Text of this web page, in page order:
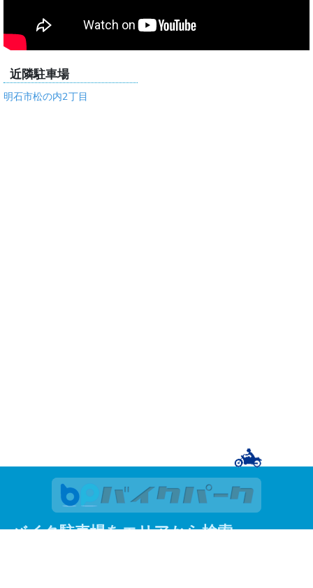
近隣駐車場
明石市松の内2丁目
バイク駐車場をエリアから検索